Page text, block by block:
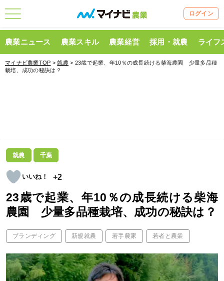
ログイン
農業ニュース 農業スキル 農業経営 採用・就農 ライフ
マイナビ農業TOP >就農 > 23歳で起業、年10％の成長続ける柴海農園 少量多品種
栽培、成功の秘訣は？
就農 千葉
+2
23歳で起業、年10％の成長続ける柴海
農園 少量多品種栽培、成功の秘訣は？
ブランディング 新規就農 若手農家 若者と農業